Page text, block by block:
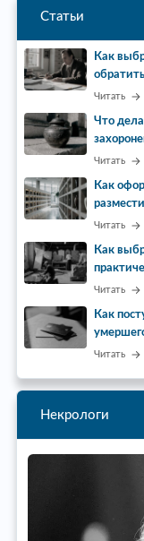
Статьи
Как
Читать
Что
Читать
Как
Читать
Как
Читать
Как
Читать
Некрологи